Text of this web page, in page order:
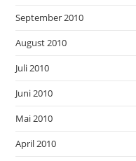
September 2010
August 2010
Juli 2010
Juni 2010
Mai 2010
April 2010